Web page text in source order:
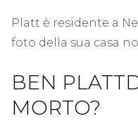
Platt è residente a
foto della sua casa
BEN
MORTO?